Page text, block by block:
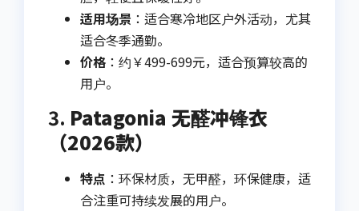
适用场景 ：适合寒冷地区户外活动，尤其
适合冬季通勤。
价格 ：约￥499-699元，适合预算较高的
用户。
3. Patagonia 无醛冲锋衣
（2026款）
特点 ：环保材质，无甲醛，环保健康，适
合注重可持续发展的用户。